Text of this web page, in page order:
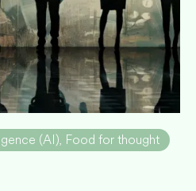
(AI), Food for thought